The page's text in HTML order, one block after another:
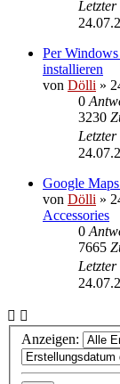
Per
installieren
von Dölli »
0
3230
Google
von Dölli »
Accessories
0
7665
Anzeigen: